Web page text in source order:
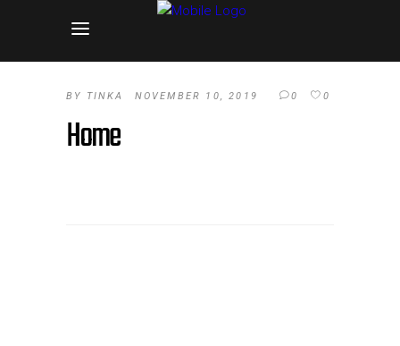
BY TINKA NOVEMBER 10, 2019 0 0
Home